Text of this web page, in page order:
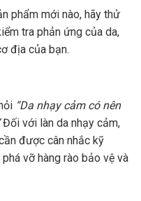
phẩm mới nào, hãy thử
tra phản ứng của da,
địa của bạn.
“Da nhạy cảm có nên
Đối với làn da nhạy cảm,
được cân nhắc kỹ
vỡ hàng rào bảo vệ và